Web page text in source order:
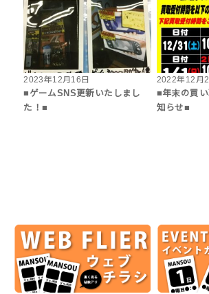
2023年12月16日
■ゲームSNS更新いたしまし
た！■
2022年12月
■年末の買
知らせ■